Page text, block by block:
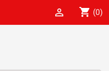
shopping_cart (0)
